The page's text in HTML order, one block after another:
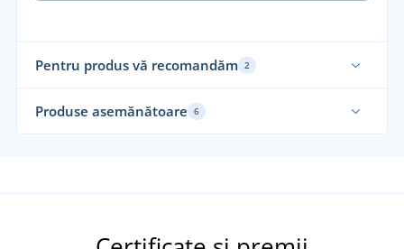
Pentru produs vă recomandăm 2
Produse asemănătoare 6